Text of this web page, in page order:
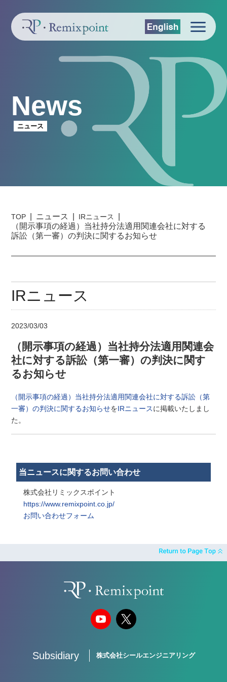
News
ニュース
TOP ニュース IRニュース
（開示事項の経過）当社持分法適用関連会社に対する
訴訟（第一審）の判決に関するお知らせ
IRニュース
2023/03/03
（開示事項の経過）当社持分法適用関連会
社に対する訴訟（第一審）の判決に関す
るお知らせ
（開示事項の経過）当社持分法適用関連会社に対する訴訟（第
一審）の判決に関するお知らせをIRニュースに掲載いたしまし
た。
当ニュースに関するお問い合わせ
株式会社リミックスポイント
https://www.remixpoint.co.jp/
お問い合わせフォーム
Subsidiary 株式会社シールエンジニアリング